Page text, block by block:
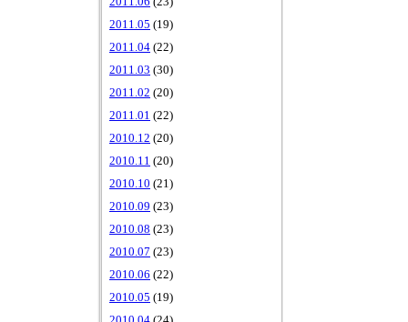
2011.05 (19)
2011.04 (22)
2011.03 (30)
2011.02 (20)
2011.01 (22)
2010.12 (20)
2010.11 (20)
2010.10 (21)
2010.09 (23)
2010.08 (23)
2010.07 (23)
2010.06 (22)
2010.05 (19)